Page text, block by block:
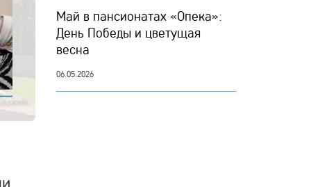
Май в пансионатах «Опека»:
День Победы и цветущая
весна
06.05.2026